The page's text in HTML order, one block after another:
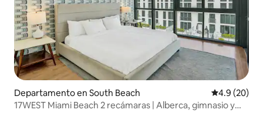
Departamento en South Beach Calificación
4.9 (20)
17WEST Miami Beach 2 recámaras | Alberca, gimnasio y